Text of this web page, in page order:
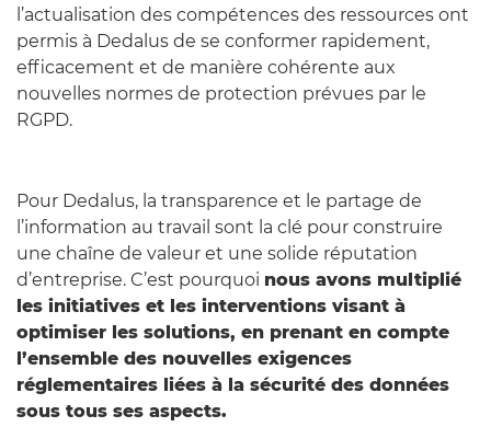
l’actualisation des compétences des ressources ont
permis à Dedalus de se conformer rapidement,
efficacement et de manière cohérente aux
nouvelles normes de protection prévues par le
RGPD.
Pour Dedalus, la transparence et le partage de
l’information au travail sont la clé pour construire
une chaîne de valeur et une solide réputation
d’entreprise. C’est pourquoi nous avons multiplié
les initiatives et les interventions visant à
optimiser les solutions, en prenant en compte
l’ensemble des nouvelles exigences
réglementaires liées à la sécurité des données
sous tous ses aspects.